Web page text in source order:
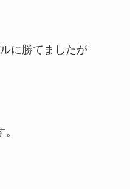
に勝てましたが